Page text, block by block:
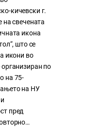
кичевски г.
на свечената
икона
што се
икони во
по
на 75-
на НУ
пред